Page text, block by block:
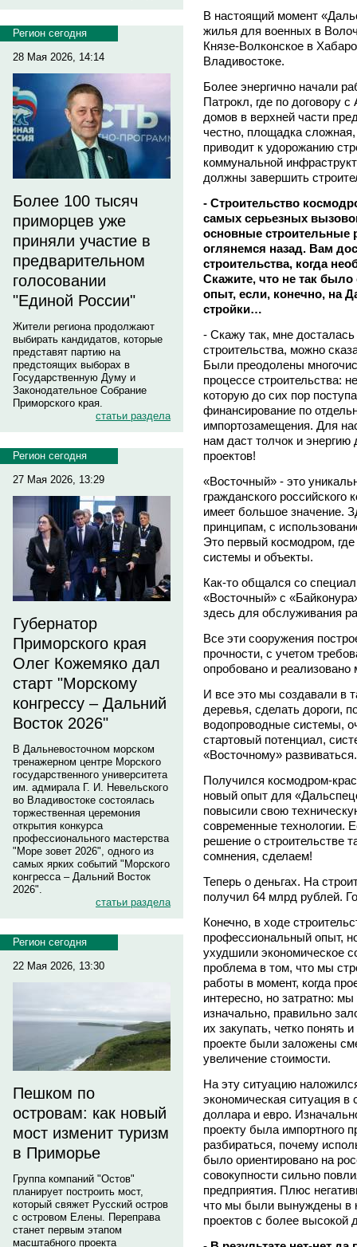
Регион сегодня
28 Мая 2026, 14:14
Более 100 тысяч
приморцев уже
приняли участие в
предварительном
голосовании
"Единой России"
Жители региона продолжают
выбирать кандидатов, которые
представят партию на
предстоящих выборах в
Государственную Думу и
Законодательное Собрание
Приморского края.
статьи раздела
Регион сегодня
27 Мая 2026, 13:29
Губернатор
Приморского края
Олег Кожемяко дал
старт "Морскому
конгрессу – Дальний
Восток 2026"
В Дальневосточном морском
тренажерном центре Морского
государственного университета
им. адмирала Г. И. Невельского
во Владивостоке состоялась
торжественная церемония
открытия конкурса
профессионального мастерства
"Море зовет 2026", одного из
самых ярких событий "Морского
конгресса – Дальний Восток
2026".
статьи раздела
Регион сегодня
22 Мая 2026, 13:30
Пешком по
островам: как новый
мост изменит туризм
в Приморье
Группа компаний "Остов"
планирует построить мост,
который свяжет Русский остров
с островом Елены. Переправа
станет первым этапом
масштабного проекта
В настоящий момент
жилья для военных в
Князе-Волконское в
Владивостоке.
Более энергично начали
Патрокл, где по
домов в верхней части
честно, площадка
приводит к удорожанию
коммунальной
должны завершить
- Строительство
самых серьезных
основные строительные
оглянемся назад. Вам
строительства, когда
Скажите, что не так
опыт, если, конечно, на
стройки…
- Скажу так, мне
строительства, можно
Были преодолены
процессе строительства:
которую до сих пор
финансирование по
импортозамещения. Для
нам даст толчок и
проектов!
«Восточный» - это
гражданского
имеет большое значение.
принципам, с
Это первый космодром,
системы и объекты.
Как-то общался со
«Восточный» с
здесь для обслуживания
Все эти сооружения
прочности, с учетом
опробовано и реализовано
И все это мы создавали в
деревья, сделать дороги,
водопроводные системы,
стартовый потенциал,
«Восточному» развиваться.
Получился космодром-
новый опыт для
повысили свою
современные технологии.
решение о строительстве
сомнения, сделаем!
Теперь о деньгах. На
получил 64 млрд рублей.
Конечно, в ходе
профессиональный опыт,
ухудшили экономическое
проблема в том, что мы
работы в момент, когда
интересно, но затратно:
изначально, правильно
их закупать, четко понять
проекте были заложены
увеличение стоимости.
На эту ситуацию
экономическая ситуация в
доллара и евро.
проекту была импортного
разбираться, почему
было ориентировано на
совокупности сильно
предприятия. Плюс
что мы были вынуждены в
проектов с более высокой